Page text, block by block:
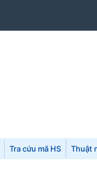
Tra cứu mã HS Thuật